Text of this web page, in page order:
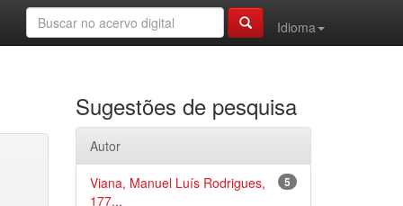
Idioma
Sugestões de pesquisa
Autor
5
Viana, Manuel Luís Rodrigues,
177...